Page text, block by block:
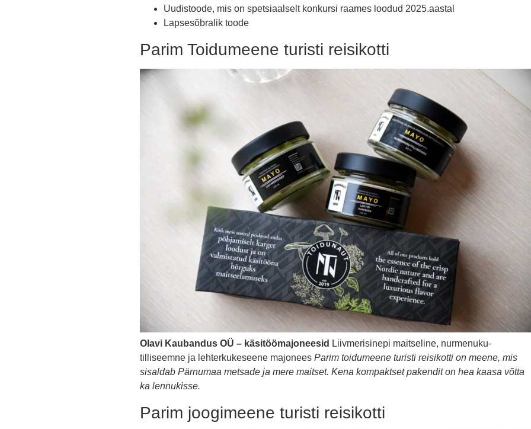
Uudistoode, mis on spetsiaalselt konkursi raames loodud 2025.aastal
Lapsesõbralik toode
Parim Toidumeene turisti reisikotti
Olavi Kaubandus OÜ – käsitöömajoneesid Liivmerisinepi maitseline, nurmenuku-
tilliseemne ja lehterkukeseene majonees Parim toidumeene turisti reisikotti on meene, mis
sisaldab Pärnumaa metsade ja mere maitset. Kena kompaktset pakendit on hea kaasa võtta
ka lennukisse.
Parim joogimeene turisti reisikotti